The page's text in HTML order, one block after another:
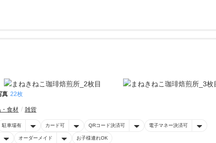
真 22枚
食材 雑貨
駐車場有 カード可 QRコード決済可 電子マネー決済可
オーダーメイド お子様連れOK